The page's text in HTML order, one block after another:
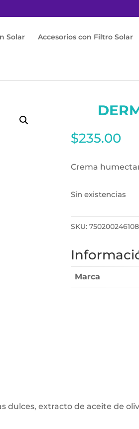
Solar Accesorios con Filtro Solar
$235.00
Crema
Sin existencias
SKU:
Marca
dulces, extracto de aceite de